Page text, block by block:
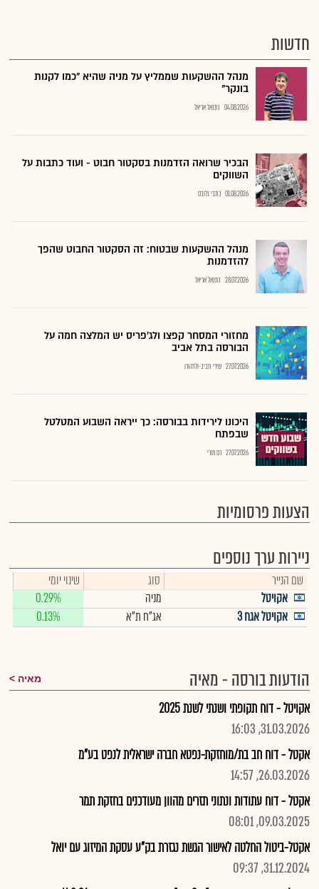
חדשות
מנהל ההשקעות שממליץ על מניה שהיא "כמו לקנות
בונקר"
04.08.2026 נתנאל אריאל
הבכיר שרואה הזדמנות בסקטור חבוט - ועוד כתבות על
השווקים
01.08.2026 כתבי גלובס
מנהל ההשקעות שבטוח: זה הסקטור החבוט שהפך
להזדמנות
28.07.2026 נתנאל אריאל
מחזורי המסחר קפצו ולג'פריס יש המלצה חמה על
הבורסה בתל אביב
27.07.2026 שירי חביב-ולדהורן
היכונו לירידות בבורסה: כך ייראה השבוע המטלטל
שבפתח
27.07.2026 רם מורי
הצעות פרסומיות
ניירות ערך נוספים
שם הנייר סוג
שינוי יומי
אקויטל
מניה
0.29%
אקויטל אגח 3
אג"ח ת"א 0.13%
הודעות בורסה - מאיה מאיה
אקויטל - דוח תקופתי ושנתי לשנת 2025
31.03.2026, 16:03
אקטל - דוח חב בת/מוחזקת-נפטא חברה ישראלית לנפט בע"מ
26.03.2026, 14:57
אקטל - דוח עתודות ונתוני תזרים מהוון מעודכנים בחזקת תמר
09.03.2025, 08:01
אקטל-ביטול החלטה לאישור הגשת נגזרת בק"ע עסקת המיזוג עם יואל
31.12.2024, 09:37